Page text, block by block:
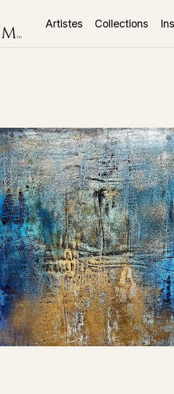
Artistes Collections